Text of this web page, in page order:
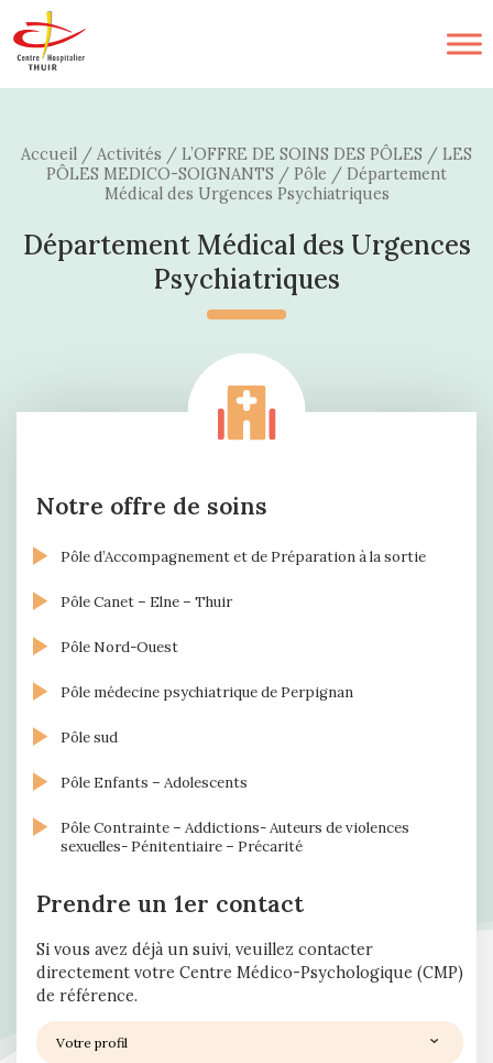
Accueil / Activités / L’OFFRE DE SOINS DES PÔLES / LES
PÔLES MEDICO-SOIGNANTS / Pôle / Département
Médical des Urgences Psychiatriques
Département Médical des Urgences
Psychiatriques
Notre offre de soins
Pôle d’Accompagnement et de Préparation à la sortie
Pôle Canet – Elne – Thuir
Pôle Nord-Ouest
Pôle médecine psychiatrique de Perpignan
Pôle sud
Pôle Enfants – Adolescents
Pôle Contrainte – Addictions- Auteurs de violences
sexuelles- Pénitentiaire – Précarité
Prendre un 1er contact
Si vous avez déjà un suivi, veuillez contacter
directement votre Centre Médico-Psychologique (CMP)
de référence.